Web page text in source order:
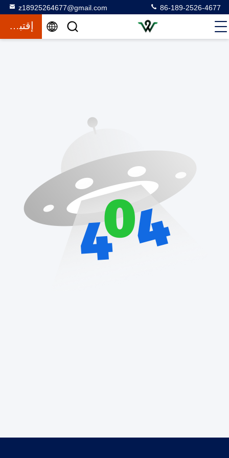
z18925264677@gmail.com 86-189-2526-4677
إقتباس